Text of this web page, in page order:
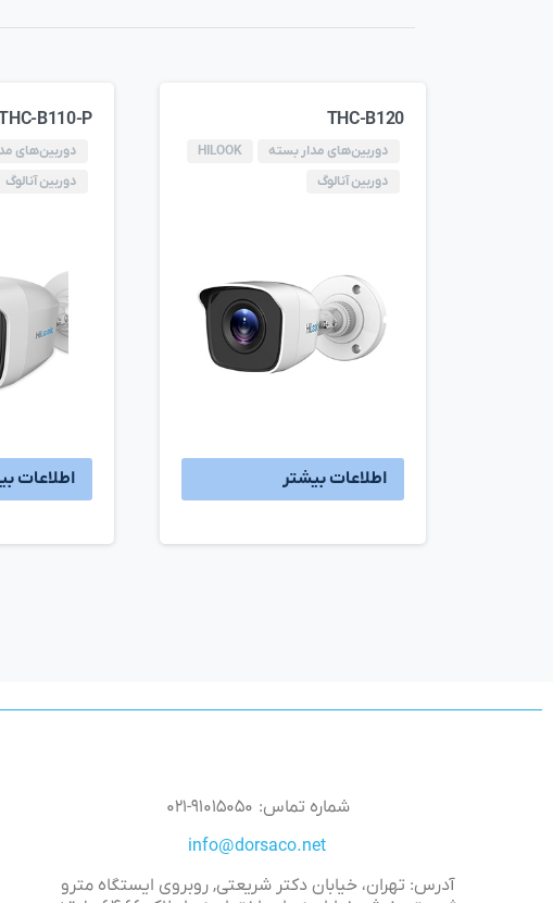
THC-B120
دوربین‌های مدار بسته
HILOOK
دوربین آنالوگ
اطلاعات بیشتر
B110-P
دوربین‌های
دوربین آنالوگ
اطلاعات
شماره تماس: ۹۱۰۱۵۰۵۰-۰۲۱
آدرس: تهران، خیابان دکتر شریعتی, روبروی ایستگاه مترو